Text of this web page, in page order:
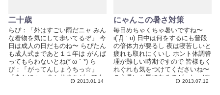
二十歳
らぴ：「外はすごい雨だニャ みん
な着物を気にして歩いてるぞ」 今
日は成人の日だものね〜 らぴたん
も成人式まであと１１年は がんば
ってもらわないとね(*´ω｀*) ら
ぴ：「がってんしょうちっ☆」
「あとにゃ、まかりまちがっても
2013.01.14
にゃんこの暑さ対策
毎日めちゃくちゃ暑いですね〜
ι(´Д｀υ) 日中は何をするにも普段
の倍体力が要るし 夜は寝苦しいと
疲れも取れにくいし ホント体調管
理が難しい時期ですので 皆様もく
れぐれも気をつけてくださいね〜
こう暑いと気になるのが、しっぽ
2013.07.12